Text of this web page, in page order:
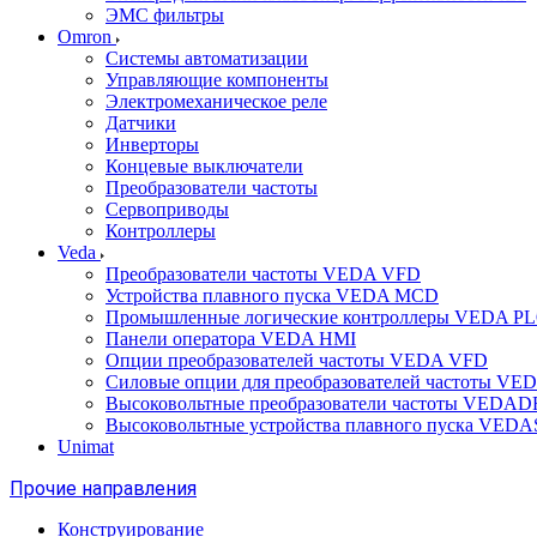
ЭМС фильтры
Omron
Системы автоматизации
Управляющие компоненты
Электромеханическое реле
Датчики
Инверторы
Концевые выключатели
Преобразователи частоты
Сервоприводы
Контроллеры
Veda
Преобразователи частоты VEDA VFD
Устройства плавного пуска VEDA MCD
Промышленные логические контроллеры VEDA
Панели оператора VEDA HMI
Опции преобразователей частоты VEDA VFD
Силовые опции для преобразователей частоты
Высоковольтные преобразователи частоты
Высоковольтные устройства плавного пуска
Unimat
Прочие направления
Конструирование